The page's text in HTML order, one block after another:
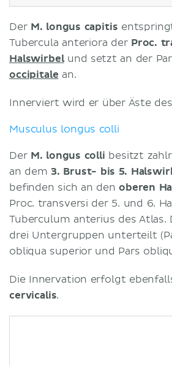
Der M. longus capitis
Tubercula anteriora der Proc.
Halswirbelund setzt an der
occipitale an.
Innerviert wird er über Äste des
Musculus longus colli
Der M. longus colli besitzt
an dem 3. Brust- bis 5.
befinden sich an denoberen
Proc. transversi der 5. und 6.
Tuberculum anterius des Atlas.
drei Untergruppen unterteilt
obliqua superior und Pars
Die Innervation erfolgt
cervicalis.